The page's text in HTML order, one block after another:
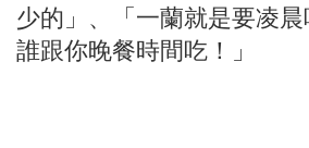
少的」、「一蘭就是要凌晨
誰跟你晚餐時間吃！」